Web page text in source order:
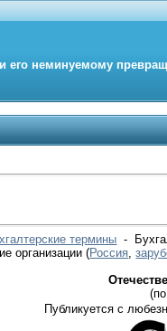
и его неминуемому
термины -
организации(Россия ,
Публикуется с